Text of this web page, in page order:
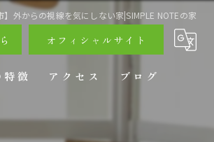
】外からの視線を気にしない家|SIMPLE NOTEの家
オフィシャルサイト
徴 アクセス ブログ